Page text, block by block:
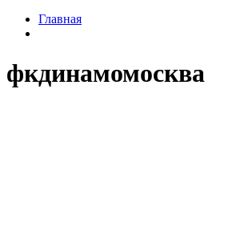
Главная
фкдинамомосква